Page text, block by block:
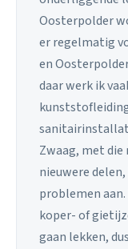
Oosterpolder
er regelmatig
en
daar werk ik
Zwaag, met die
nieuwere
problemen
koper- of
gaan lekken,